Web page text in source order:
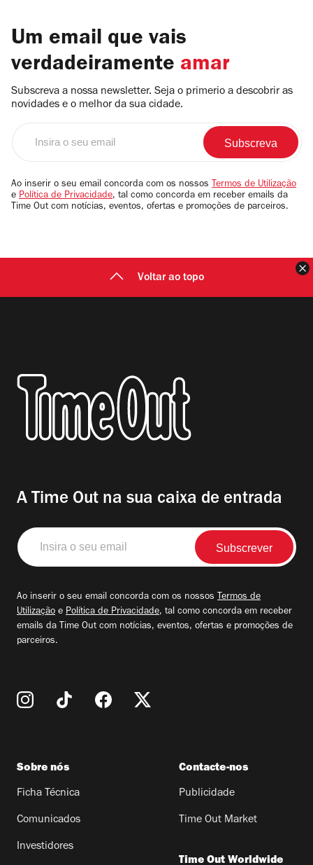
Um email que vais
verdadeiramente amar
Subscreva a nossa newsletter. Seja o primerio a descobrir as
novidades e o melhor da sua cidade.
email
Ao inserir o seu email concorda com os nossos Termos de Utilização
e Política de Privacidade, tal como concorda em receber emails da
Time Out com notícias, eventos, ofertas e promoções de parceiros.
Voltar ao topo
A Time Out na sua caixa de entrada
Insira
o
seu
Ao inserir o seu email concorda com os nossos Termos de
Utilização e Política de Privacidade, tal como concorda em receber
emails da Time Out com notícias, eventos, ofertas e promoções de
parceiros.
Sobre nós
Ficha Técnica
Comunicados
Investidores
Contacte-nos
Publicidade
Time Out Market
Time Out Worldwide